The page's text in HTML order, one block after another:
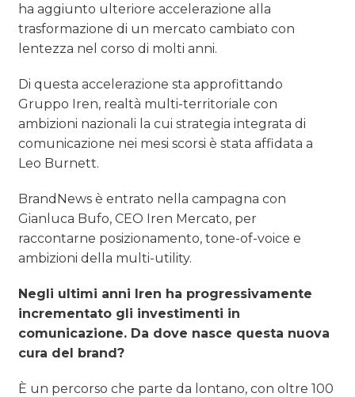
ha aggiunto ulteriore accelerazione alla
trasformazione di un mercato cambiato con
lentezza nel corso di molti anni.
Di questa accelerazione sta approfittando
Gruppo Iren, realtà multi-territoriale con
ambizioni nazionali la cui strategia integrata di
comunicazione nei mesi scorsi è stata affidata a
Leo Burnett.
BrandNews è entrato nella campagna con
Gianluca Bufo, CEO Iren Mercato, per
raccontarne posizionamento, tone-of-voice e
ambizioni della multi-utility.
Negli ultimi anni Iren ha progressivamente
incrementato gli investimenti in
comunicazione. Da dove nasce questa nuova
cura del brand?
È un percorso che parte da lontano, con oltre 100